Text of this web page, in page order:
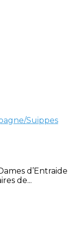
d’Entraide
de...